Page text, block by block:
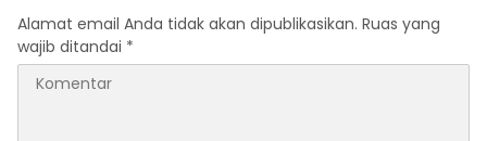
Alamat email Anda tidak akan dipublikasikan. Ruas yang
wajib ditandai *